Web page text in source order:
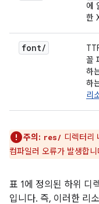
에
한
font/
꼴
하
하
리
주의: res/ 디렉터리
컴파일러 오류가 발생합니
표 1에 정의된 하위 디
입니다. 즉, 이러한 리